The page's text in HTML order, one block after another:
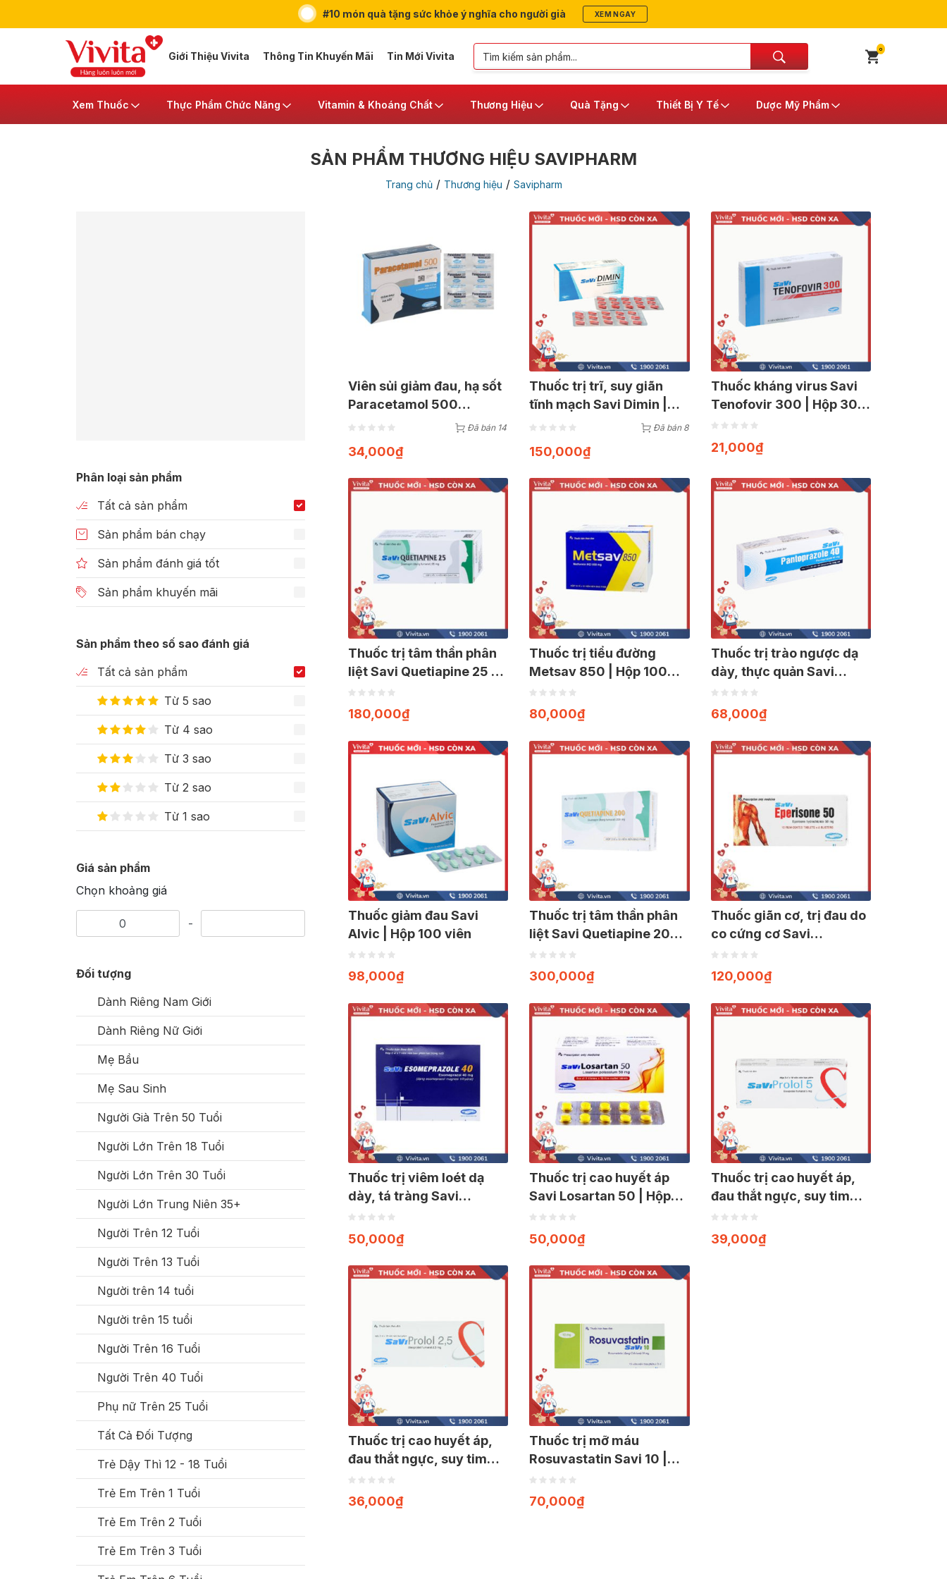
#10 món quà tặng sức khỏe ý nghĩa cho người già XEM NGAY
Giới Thiệu Vivita Thông Tin Khuyến Mãi Tin Mới Vivita
0
Xem Thuốc Thực Phẩm Chức Năng Vitamin & Khoáng Chất Thương Hiệu Quà Tặng Thiết Bị Y Tế Dược Mỹ Phẩm
SẢN PHẨM THƯƠNG HIỆU SAVIPHARM
Trang chủ/ Thương hiệu / Savipharm
Phân loại sản phẩm
Tất cả sản phẩm
Sản phẩm bán chạy
Sản phẩm đánh giá tốt
Sản phẩm khuyến mãi
Sản phẩm theo số sao đánh giá
Tất cả sản phẩm
Từ 5 sao
Từ 4 sao
Từ 3 sao
Từ 2 sao
Từ 1 sao
Giá sản phẩm
Chọn khoảng giá
-
Đối tượng
Dành Riêng Nam Giới
Dành Riêng Nữ Giới
Mẹ Bầu
Mẹ Sau Sinh
Người Già Trên 50 Tuổi
Người Lớn Trên 18 Tuổi
Người Lớn Trên 30 Tuổi
Người Lớn Trung Niên 35+
Người Trên 12 Tuổi
Người Trên 13 Tuổi
Người trên 14 tuổi
Người trên 15 tuổi
Người Trên 16 Tuổi
Người Trên 40 Tuổi
Phụ nữ Trên 25 Tuổi
Tất Cả Đối Tượng
Trẻ Dậy Thì 12 - 18 Tuổi
Trẻ Em Trên 1 Tuổi
Trẻ Em Trên 2 Tuổi
Trẻ Em Trên 3 Tuổi
Viên sủi giảm đau, hạ sốt
Paracetamol 500
SaVipharm | Hộp 16 viên
Đã bán 14
34,000₫
Thuốc trị trĩ, suy giãn
tĩnh mạch Savi Dimin |
Hộp 60 viên
Đã bán 8
150,000₫
Thuốc kháng virus Savi
Tenofovir 300 | Hộp 30
viên
21,000₫
Thuốc trị tâm thần phân
liệt Savi Quetiapine 25 |
Hộp 30 viên
180,000₫
Thuốc trị tiểu đường
Metsav 850 | Hộp 100
viên
80,000₫
Thuốc trị trào ngược dạ
dày, thực quản Savi
Pantoprazol 40 | Hộp 20
viên
68,000₫
Thuốc giảm đau Savi
Alvic | Hộp 100 viên
98,000₫
Thuốc trị tâm thần phân
liệt Savi Quetiapine 200 |
Hộp 30 viên
300,000₫
Thuốc giãn cơ, trị đau do
co cứng cơ Savi
Eperisone 50 | Hộp 50
viên
120,000₫
Thuốc trị viêm loét dạ
dày, tá tràng Savi
Esomeprazole 40mg |
Hộp 14 viên
50,000₫
Thuốc trị cao huyết áp
Savi Losartan 50 | Hộp
30 viên
50,000₫
Thuốc trị cao huyết áp,
đau thắt ngực, suy tim
SaVi Prolol 5 | Hộp 30
viên
39,000₫
Thuốc trị cao huyết áp,
đau thắt ngực, suy tim
SaVi Prolol 2,5 | Hộp 30
viên
36,000₫
Thuốc trị mỡ máu
Rosuvastatin Savi 10 |
Hộp 30 viên
70,000₫